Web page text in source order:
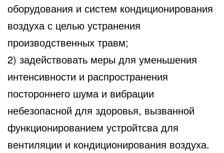
оборудования и систем кондиционирования
воздуха с целью устранения
производственных травм;
2) задействовать меры для уменьшения
интенсивности и распространения
постороннего шума и вибрации
небезопасной для здоровья, вызванной
функционированием устройтсва для
вентиляции и кондиционирования воздуха.